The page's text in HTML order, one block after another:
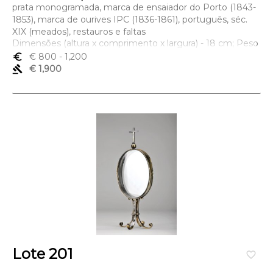
prata monogramada, marca de ensaiador do Porto (1843-
1853), marca de ourives IPC (1836-1861), português, séc.
XIX (meados), restauros e faltas
Dimensões (altura x comprimento x largura) - 18 cm; Peso
- 460 grs.
euro_symbol € 800 - 1,200
gavel
€ 1,900
favorite_border
Lote 201